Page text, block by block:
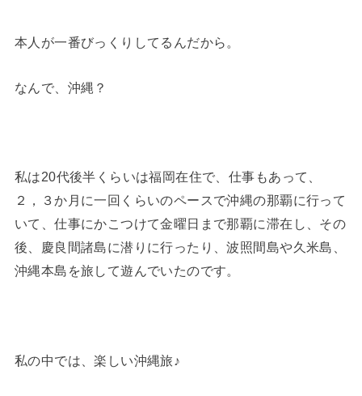
本人が一番びっくりしてるんだから。
なんで、沖縄？
私は20代後半くらいは福岡在住で、仕事もあって、
２，３か月に一回くらいのペースで沖縄の那覇に行って
いて、仕事にかこつけて金曜日まで那覇に滞在し、その
後、慶良間諸島に潜りに行ったり、波照間島や久米島、
沖縄本島を旅して遊んでいたのです。
私の中では、楽しい沖縄旅♪